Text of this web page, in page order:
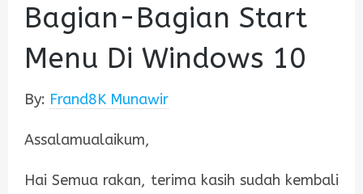
Bagian-Bagian Start
Menu Di Windows 10
By: Frand8K Munawir
Assalamualaikum,
Hai Semua rakan, terima kasih sudah kembali